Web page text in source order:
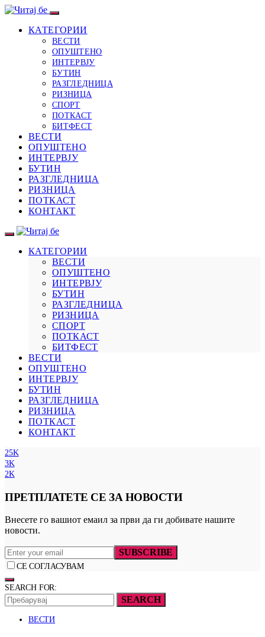
КАТЕГОРИИ
ВЕСТИ
ОПУШТЕНО
ИНТЕРВЈУ
БУТИН
РАЗГЛЕДНИЦА
РИЗНИЦА
СПОРТ
ПОТКАСТ
БИТФЕСТ
ВЕСТИ
ОПУШТЕНО
ИНТЕРВЈУ
БУТИН
РАЗГЛЕДНИЦА
РИЗНИЦА
ПОТКАСТ
КОНТАКТ
КАТЕГОРИИ
ВЕСТИ
ОПУШТЕНО
ИНТЕРВЈУ
БУТИН
РАЗГЛЕДНИЦА
РИЗНИЦА
СПОРТ
ПОТКАСТ
БИТФЕСТ
ВЕСТИ
ОПУШТЕНО
ИНТЕРВЈУ
БУТИН
РАЗГЛЕДНИЦА
РИЗНИЦА
ПОТКАСТ
КОНТАКТ
25K
3K
2K
ПРЕТПЛАТЕТЕ СЕ ЗА НОВОСТИ
Внесете го вашиот емаил за први да ги добивате нашите
новости.
SUBSCRIBE
СЕ СОГЛАСУВАМ
SEARCH FOR:
SEARCH
ВЕСТИ